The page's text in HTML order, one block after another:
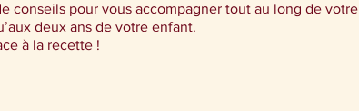
conseils pour vous accompagner tout au long de votre
deux ans de votre enfant.
à la recette !